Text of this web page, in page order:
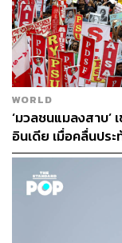
สำหรับทิศทางเศร
ซัน คาดการณ์ว่าบ
ตั้งเป้ายอดขายให้
กลางอาจทรงตัว จ
บนยังคงมีกำลังซื้อ
เศรษฐกิจจากภาครั
จำเป็นที่ช่วยกระตุ้
“เดอะมอลล์ กรุ๊ป จ
ใช้กลยุทธ์ ‘รบในส
แคมเปญที่มีประสิท
สร้างการเติบโตไ
เศรษฐกิจ” แม่ทัพก
WORLD
‘มวลชนแมลงสาบ’
อินเดีย เมื่อคลื่นปร
เปลี่ยนแปลง